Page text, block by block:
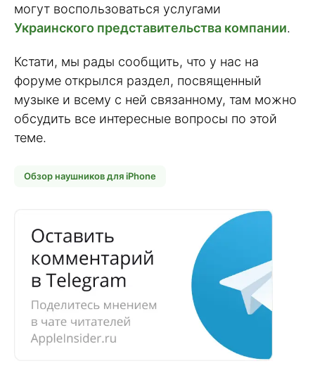
могут воспользоваться услугами
Украинского представительства компании.
Кстати, мы рады сообщить, что у нас на
форуме открылся раздел, посвященный
музыке и всему с ней связанному, там можно
обсудить все интересные вопросы по этой
теме.
Обзор наушников для iPhone